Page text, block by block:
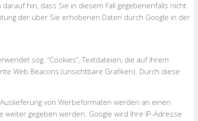
hin, dass Sie in diesem Fall gegebenenfalls nicht
der über Sie erhobenen Daten durch Google in der
sog. “Cookies”, Textdateien, die auf Ihrem
Web Beacons (unsichtbare Grafiken). Durch diese
von Werbeformaten werden an einen
gegeben werden. Google wird Ihre IP-Adresse